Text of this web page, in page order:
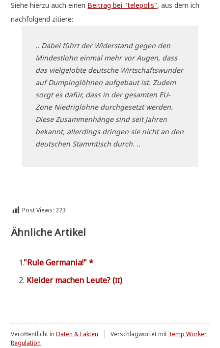
Sie­he hier­zu auch einen Bei­trag bei "tele­po­lis", aus dem ich
nach­fol­gend zitiere:
.. Dabei führt der Wider­stand gegen den
Min­dest­lohn ein­mal mehr vor Augen, dass
das viel­ge­lob­te deut­sche Wirt­schafts­wun­der
auf Dum­ping­löh­nen auf­ge­baut ist. Zudem
sorgt es dafür, dass in der gesam­ten EU-
Zone Nied­rig­löh­ne durch­ge­setzt wer­den.
Die­se Zusam­men­hän­ge sind seit Jah­ren
bekannt, aller­dings drin­gen sie nicht an den
deut­schen Stamm­tisch durch. ..
Post Views: 223
Ähnliche Artikel
"Rule Ger­ma­nia!" *
Klei­der machen Leu­te? (II)
Veröffentlicht inDaten & Fakten Verschlagwortet mit Temp Worker
Regulation